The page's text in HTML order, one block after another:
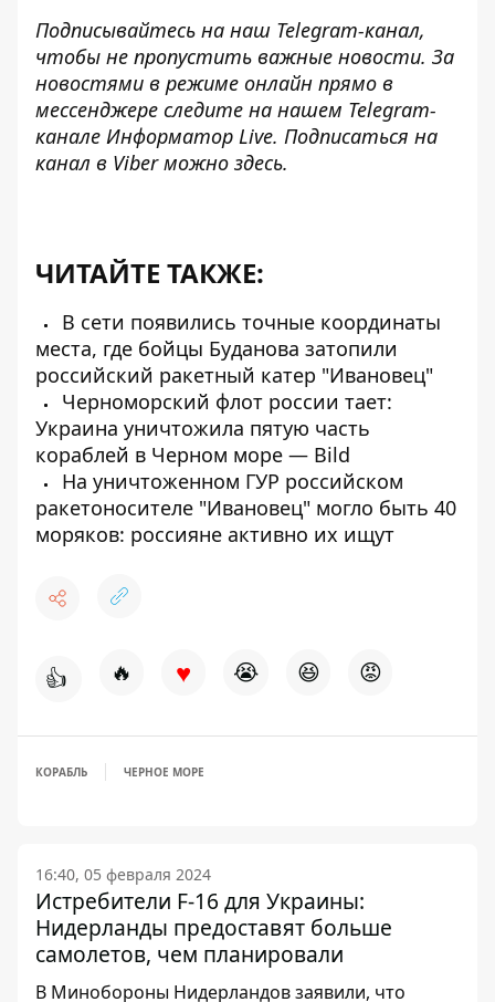
Подписывайтесь на наш Telegram-канал,
чтобы не пропустить важные новости. За
новостями в режиме онлайн прямо в
мессенджере следите на нашем Telegram-
канале Информатор Live. Подписаться на
канал в Viber можно здесь.
ЧИТАЙТЕ ТАКЖЕ:
В сети появились точные координаты
места, где бойцы Буданова затопили
российский ракетный катер "Ивановец"
Черноморский флот россии тает:
Украина уничтожила пятую часть
кораблей в Черном море — Bild
На уничтоженном ГУР российском
ракетоносителе "Ивановец" могло быть 40
моряков: россияне активно их ищут
👍 🔥 ♥ 😭 😆 😡
КОРАБЛЬ ЧЕРНОЕ МОРЕ
16:40, 05 февраля 2024
Истребители F-16 для Украины:
Нидерланды предоставят больше
самолетов, чем планировали
В Минобороны Нидерландов заявили, что